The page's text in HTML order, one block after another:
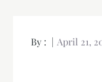
By : April 21,